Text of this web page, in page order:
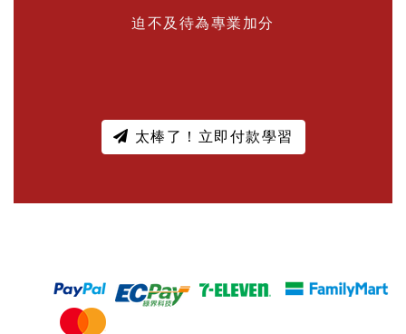
迫不及待為專業加分
太棒了！立即付款學習